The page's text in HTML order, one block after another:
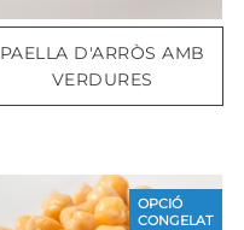
PAELLA D'ARRÒS AMB
VERDURES
OPCIÓ
CONGELAT